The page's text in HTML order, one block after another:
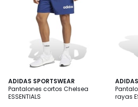
ADIDAS SPORTSWEAR
Pantalones cortos Chelsea
ESSENTIALS
4,9
/ 5
rayas
4,8
/ 5